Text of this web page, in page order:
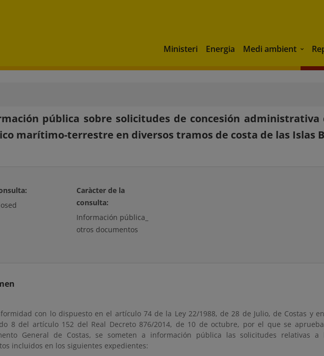
Ministeri Energia Medi ambient Medi
pública sobre solicitudes de concesión
marítimo-terrestre en diversos tramos de costa de las Islas
Caràcter de la
consulta:
Información pública_
otros documentos
con lo dispuesto en el artículo 74 de la Ley 22/1988, de 28 de Julio, de Costas y
8 del artículo 152 del Real Decreto 876/2014, de 10 de octubre, por el que se
General de Costas, se someten a información pública las solicitudes relativas a
incluidos en los siguientes expedientes: